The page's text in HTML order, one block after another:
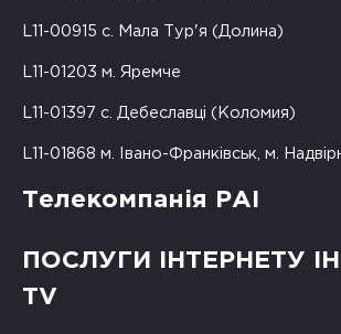
L11-00915 с. Мала Тур'я (Долина)
L11-01203 м. Яремче
L11-01397 с. Дебеславці (Коломия)
L11-01868 м. Івано-Франківськ, м.
Телекомпанія РАІ
ПОСЛУГИ ІНТЕРНЕТУ
TV